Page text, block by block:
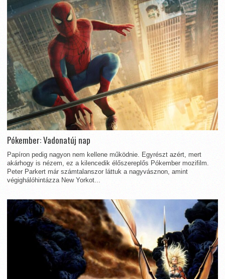
Pókember: Vadonatúj nap
Papíron pedig nagyon nem kellene működnie. Egyrészt azért, mert
akárhogy is nézem, ez a kilencedik élőszereplős Pókember mozifilm.
Peter Parkert már számtalanszor láttuk a nagyvásznon, amint
végighálóhintázza New Yorkot...